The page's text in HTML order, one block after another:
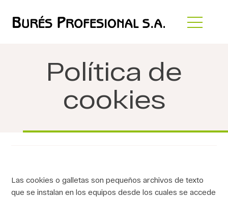
Política de
cookies
Las cookies o galletas son pequeños archivos de texto
que se instalan en los equipos desde los cuales se accede